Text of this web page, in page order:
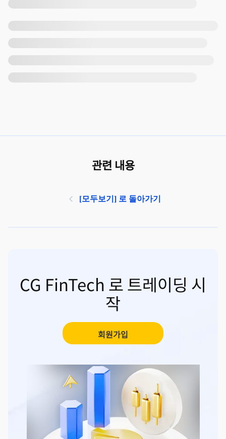
관련 내용
[모두보기] 로 돌아가기
CG FinTech 로 트레이딩 시
작
회원가입